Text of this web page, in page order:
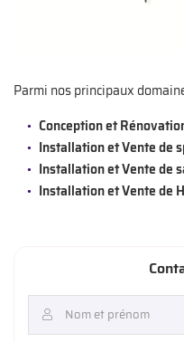
Parmi nos principaux
Conception et
Installation et Vente de
Installation et Vente de
Installation et Vente de
 Nom et prénom